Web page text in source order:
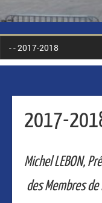
2017-
Michel LEBON,
des Membres